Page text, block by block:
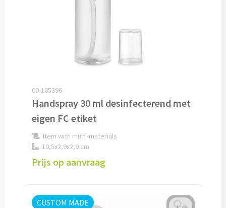
Wijn- & Champagneglazen bedrukken
Wijnkaraffen bedrukken
Waterkaraffen bedrukken
Alle glazen
Wijngeschenken bedrukken
00-165396
Handspray 30 ml desinfecterend met
eigen FC etiket
Item with multi-materials
10,5x2,9x2,9 cm
Prijs op aanvraag
CUSTOM MADE